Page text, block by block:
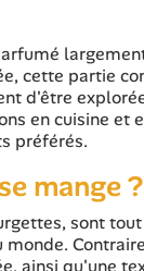
cette partie
d'être
en cuisine et
préférés.
mange ?
sont
ainsi qu'une